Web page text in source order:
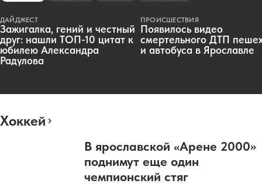
ДАЙДЖЕСТ
Зажигалка, гений и честный
друг: нашли ТОП-10 цитат к
юбилею Александра
Радулова
ПРОИСШЕСТВИЯ
Появилось видео
смертельного ДТП
и автобуса в Ярославле
Хоккей
В ярославской «Арене 2000»
поднимут еще один
чемпионский стяг